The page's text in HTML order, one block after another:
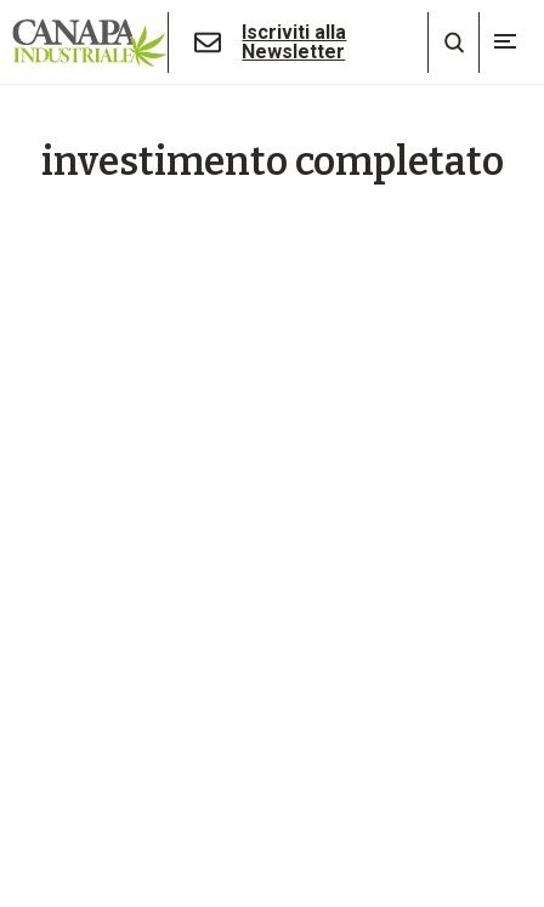
Iscriviti alla
Newsletter
investimento completato